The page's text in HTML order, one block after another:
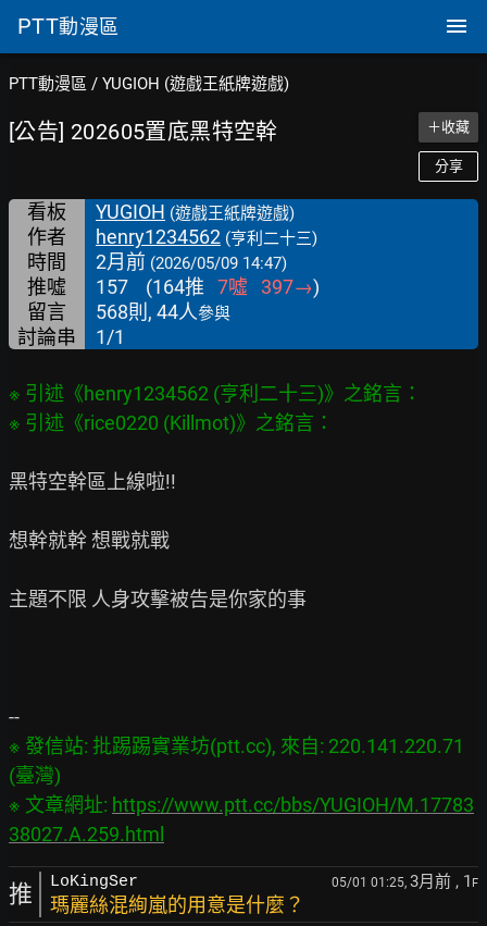
PTT動漫區
PTT動漫區 / YUGIOH (遊戲王紙牌遊戲)
[公告] 202605置底黑特空幹 ＋收藏
分享
看板 YUGIOH (遊戲王紙牌遊戲)
作者 henry1234562 (亨利二十三)
時間 2月前 (2026/05/09 14:47)
推噓 157 (164推 7噓 397→)
留言
568則, 44人參與
討論串 1/1
※ 引述《henry1234562 (亨利二十三)》之銘言：
黑特空幹區上線啦!!
想幹就幹 想戰就戰
主題不限 人身攻擊被告是你家的事
※ 發信站: 批踢踢實業坊(ptt.cc), 來自: 220.141.220.71
(臺灣)
※ 文章網址: https://www.ptt.cc/bbs/YUGIOH/M.17783
38027.A.259.html
推 LoKingSer 05/01 01:25, 3月前 , 1 F
瑪麗絲混絢嵐的用意是什麼？